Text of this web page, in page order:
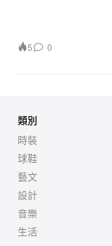
5 0
類別
時裝
球鞋
藝文
設計
音樂
生活